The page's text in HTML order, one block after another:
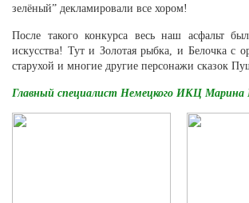
зелёный” декламировали все хором!
После такого конкурса весь наш асфальт
искусства! Тут и Золотая рыбка, и Белочка с
старухой и многие другие персонажи сказок
Главный специалист Немецкого ИКЦ Марина